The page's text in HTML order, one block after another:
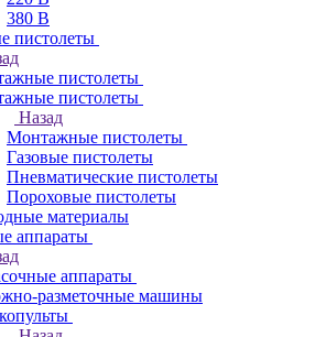
380 В
пистолеты
пистолеты
пистолеты
Назад
Монтажные пистолеты
Газовые пистолеты
Пневматические пистолеты
Пороховые пистолеты
материалы
аппараты
аппараты
разметочные машины